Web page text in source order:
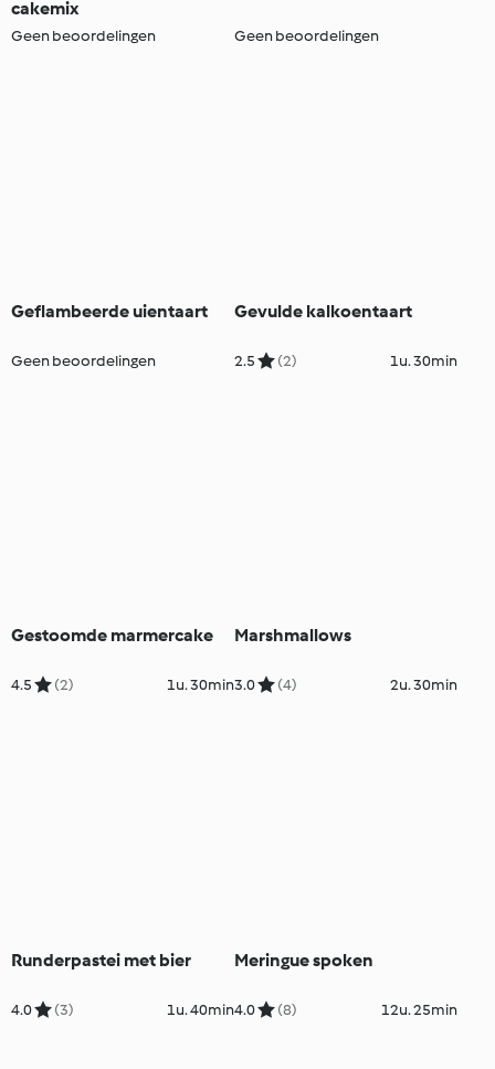
cakemix
Geen beoordelingen Geen beoordelingen
Geflambeerde uientaart
Geen beoordelingen
Gevulde kalkoentaart
2.5 (2) 1u. 30min
Gestoomde marmercake
4.5 (2) 1u. 30min
Marshmallows
3.0 (4) 2u. 30min
Runderpastei met bier
4.0 (3) 1u. 40min
Meringue spoken
4.0 (8) 12u. 25min